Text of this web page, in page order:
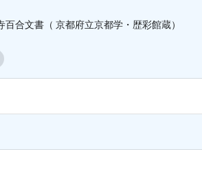
合文書（ 京都府立京都学・歴彩館蔵）